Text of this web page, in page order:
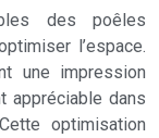
des poêles
l’espace.
une impression
appréciable dans
optimisation